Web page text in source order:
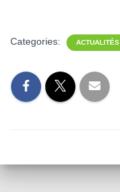
Categories: ACTUALITÉS